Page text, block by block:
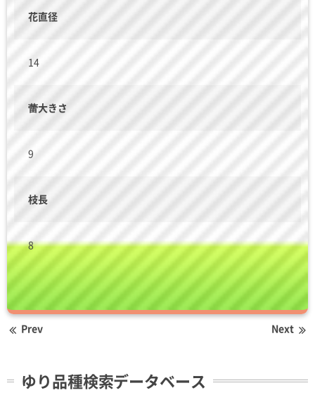
花直径
14
蕾大きさ
9
枝長
8
Prev Next
ゆり品種検索データベース